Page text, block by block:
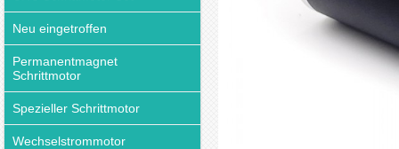
Neu eingetroffen
Permanentmagnet
Schrittmotor
Spezieller Schrittmotor
Wechselstrommotor